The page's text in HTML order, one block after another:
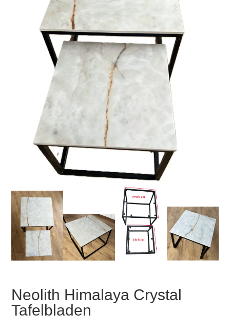
Neolith Himalaya Crystal
Tafelbladen